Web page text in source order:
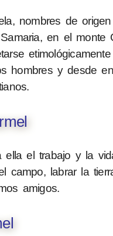
nombres de
en el monte
hombres y desde
ella el trabajo y la
campo, labrar la
amigos.